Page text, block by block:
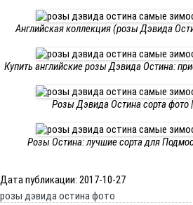
Английская коллекция (розы Дэвида
Купить английские розы Дэвида Остина:
Розы Дэвида Остина сорта фото
Розы Остина: лучшие сорта для
Дата публикации: 2017-10-27
розы дэвида остина фото